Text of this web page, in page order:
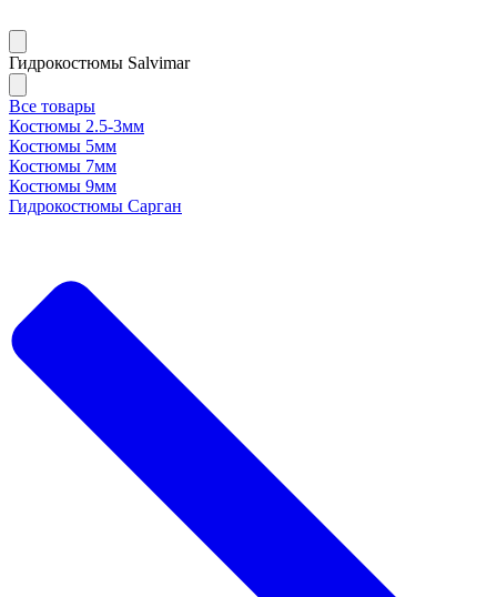
Гидрокостюмы Salvimar
Все товары
Костюмы 2.5-3мм
Костюмы 5мм
Костюмы 7мм
Костюмы 9мм
Гидрокостюмы Сарган